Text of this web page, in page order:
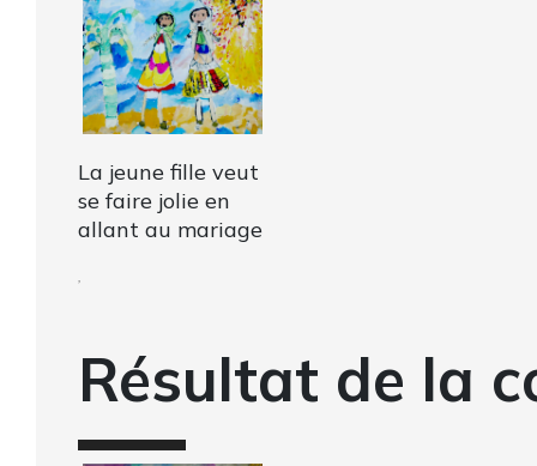
La jeune fille veut
se faire jolie en
allant au mariage
,
Résultat de la